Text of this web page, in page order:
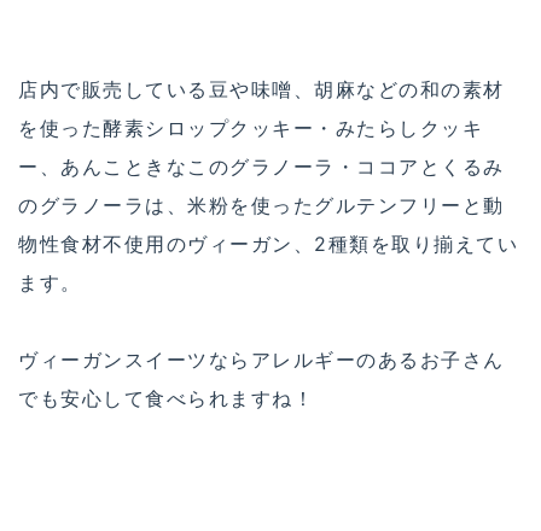
店内で販売している豆や味噌、胡麻などの和の素材
を使った酵素シロップクッキー・みたらしクッキ
ー、あんこときなこのグラノーラ・ココアとくるみ
のグラノーラは、米粉を使ったグルテンフリーと動
物性食材不使用のヴィーガン、2種類を取り揃えてい
ます。
ヴィーガンスイーツならアレルギーのあるお子さん
でも安心して食べられますね！